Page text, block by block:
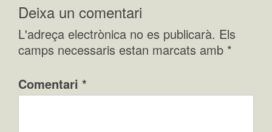
Deixa un comentari
L'adreça electrònica no es publicarà. Els
camps necessaris estan marcats amb *
Comentari *